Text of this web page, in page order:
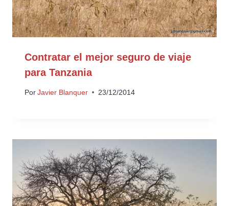
Contratar el mejor seguro de viaje
para Tanzania
Por Javier Blanquer 23/12/2014